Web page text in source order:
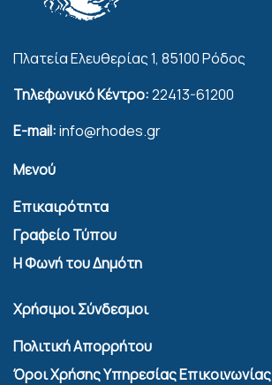
Πλατεία Ελευθερίας 1, 85100 Ρόδος
Τηλεφωνικό Κέντρο:22413-61200
E-mail:info@rhodes.gr
Μενού
Επικαιρότητα
Γραφείο Τύπου
Η Φωνή του Δημότη
Χρήσιμοι Σύνδεσμοι
Πολιτική Απορρήτου
Όροι Χρήσης Υπηρεσίας Επικοινωνίας